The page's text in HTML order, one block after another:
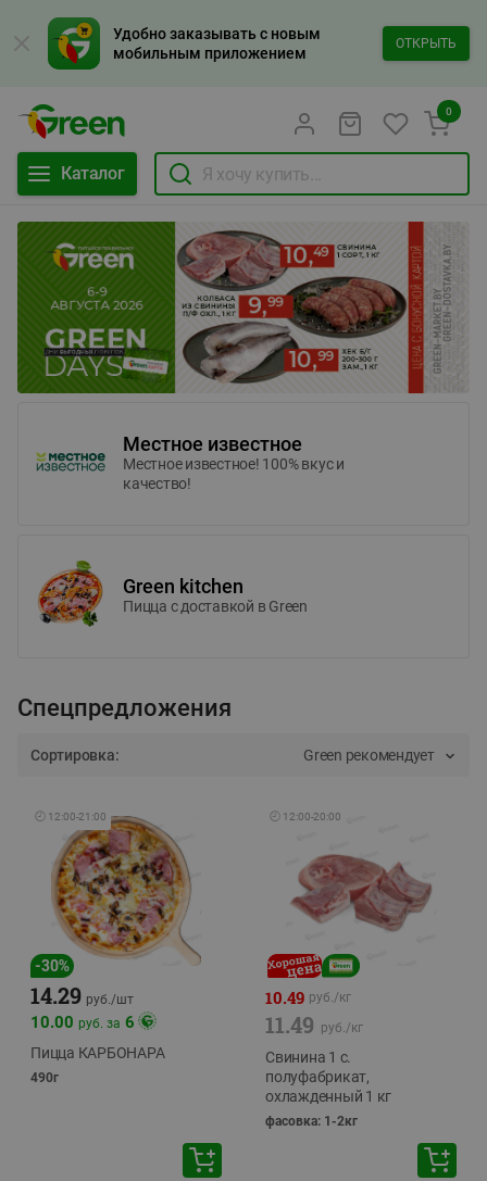
Удобно заказывать с новым
мобильным приложением
ОТКРЫТЬ
Каталог
0
Местное известное
Местное известное! 100% вкус и
качество!
Green kitchen
Пицца c доставкой в Green
Спецпредложения
Сортировка: Green рекомендует
🕘 12:00-21:00
-30%
14.29 руб./шт
10.00 руб. за 6
Пицца КАРБОНАРА
490г
🕘 12:00-20:00
10.49 руб./кг
11.49 руб./кг
Свинина 1 с.
полуфабрикат,
охлажденный 1 кг
фасовка: 1-2кг